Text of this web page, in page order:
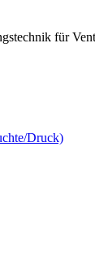
für
Druck)